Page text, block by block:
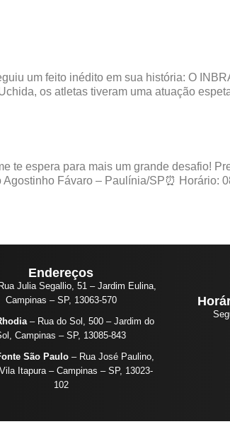
um feito inédito em sua história: O
os atletas tiveram uma atuação
te espera para mais um grande desafio!
Fávaro – Paulínia/SP⏰ Horário:
Endereços
Julia Segallio, 51 – Jardim Eulina,
Campinas – SP, 13063-570
– Rua do Sol, 500 – Jardim do
Campinas – SP, 13085-843
São Paulo – Rua José Paulino,
Itapura – Campinas – SP, 13023-
102